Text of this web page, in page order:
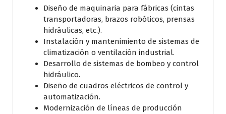
Diseño de maquinaria para fábricas (cintas
transportadoras, brazos robóticos, prensas
hidráulicas, etc.).
Instalación y mantenimiento de sistemas de
climatización o ventilación industrial.
Desarrollo de sistemas de bombeo y control
hidráulico.
Diseño de cuadros eléctricos de control y
automatización.
Modernización de líneas de producción